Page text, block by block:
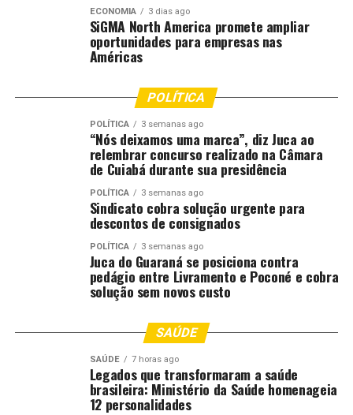
ECONOMIA 3 dias ago
SiGMA North America promete ampliar
oportunidades para empresas nas
Américas
POLÍTICA
POLÍTICA 3 semanas ago
“Nós deixamos uma marca”, diz Juca ao
relembrar concurso realizado na Câmara
de Cuiabá durante sua presidência
POLÍTICA 3 semanas ago
Sindicato cobra solução urgente para
descontos de consignados
POLÍTICA 3 semanas ago
Juca do Guaraná se posiciona contra
pedágio entre Livramento e Poconé e cobra
solução sem novos custo
SAÚDE
SAÚDE 7 horas ago
Legados que transformaram a saúde
brasileira: Ministério da Saúde homenageia
12 personalidades